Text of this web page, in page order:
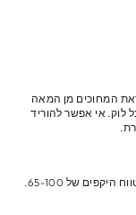
המחוכים מן המאה
לוק. אי אפשר להוריד